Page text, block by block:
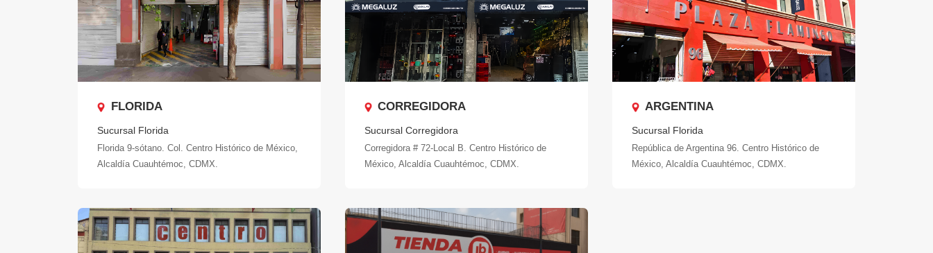
FLORIDA
Sucursal Florida
Florida 9-sótano. Col. Centro Histórico de México,
Alcaldía Cuauhtémoc, CDMX.
CORREGIDORA
Sucursal Corregidora
Corregidora # 72-Local B. Centro Histórico de
México, Alcaldía Cuauhtémoc, CDMX.
ARGENTINA
Sucursal Florida
República de Argentina 96. Centro Histórico de
México, Alcaldía Cuauhtémoc, CDMX.